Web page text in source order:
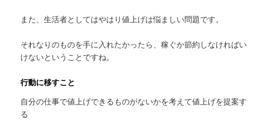
また、生活者としてはやはり値上げは悩ましい問題です。
それなりのものを手に入れたかったら、稼ぐか節約しなければい
けないということですね。
行動に移すこと
自分の仕事で値上げできるものがないかを考えて値上げを提案す
る